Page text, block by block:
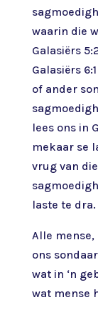
waarin die
Galasiërs
Galasiërs
of ander
lees ons in
mekaar se
vrug van
laste te dra.
Alle
ons
wat in ‘n
wat mense